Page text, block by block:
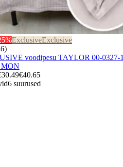
ExclusiveExclusive
voodipesu TAYLOR 00-0327-1
MON
€40.65
6 suurused